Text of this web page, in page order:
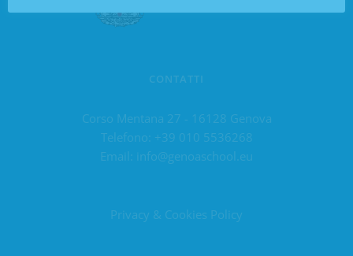
CONTATTI
Corso Mentana 27 - 16128 Genova
Telefono: +39 010 5536268
Email:
info@genoaschool.eu
Privacy & Cookies Policy